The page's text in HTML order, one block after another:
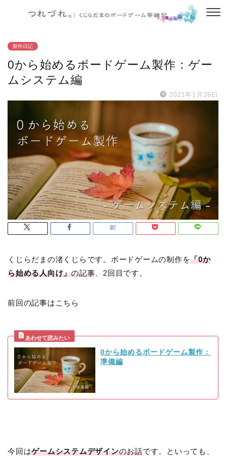
製作日記
0から始めるボードゲーム製作：ゲー
ムシステム編
2021年1月26日
くじらだまの渚くじらです。ボードゲームの制作を「0か
ら始める人向け」の記事 、2回目です。
前回の記事はこちら
0から始めるボードゲーム製作：
準備編
今回はゲームシステムデザインのお話です。といっても、